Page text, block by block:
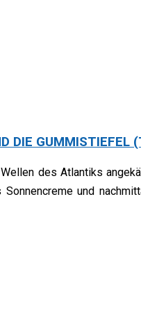
DIE GUMMISTIEFEL
des Atlantiks
und